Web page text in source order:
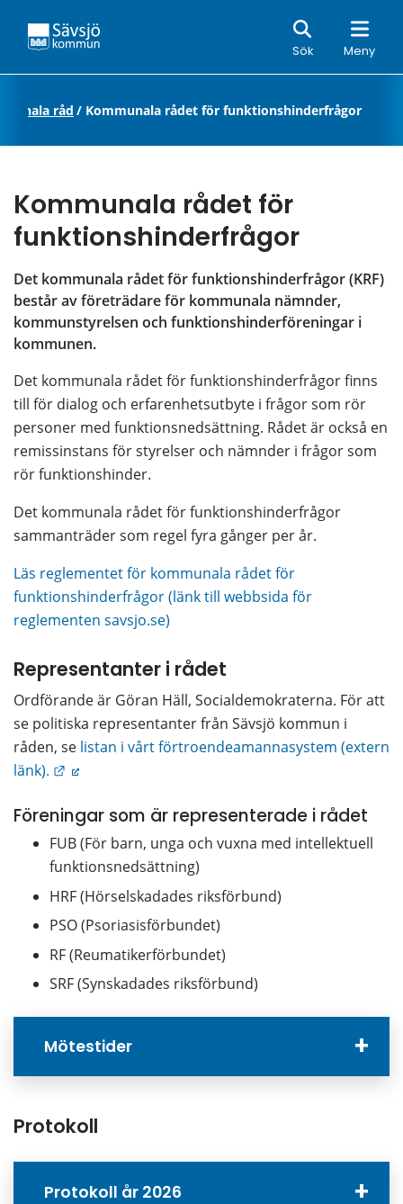
Sök Meny
Sök
råd / Kommunala rådet för funktionshinderfrågor
Kommunala rådet för
funktionshinderfrågor
Det kommunala rådet för funktionshinderfrågor (KRF)
består av företrädare för kommunala nämnder,
kommunstyrelsen och funktionshinderföreningar i
kommunen.
Det kommunala rådet för funktionshinderfrågor finns
till för dialog och erfarenhetsutbyte i frågor som rör
personer med funktionsnedsättning. Rådet är också en
remissinstans för styrelser och nämnder i frågor som
rör funktionshinder.
Det kommunala rådet för funktionshinderfrågor
sammanträder som regel fyra gånger per år.
Läs reglementet för kommunala rådet för
funktionshinderfrågor (länk till webbsida för
reglementen savsjo.se)
Representanter i rådet
Ordförande är Göran Häll, Socialdemokraterna. För att
se politiska representanter från Sävsjö kommun i
råden, se listan i vårt förtroendeamannasystem (extern
länk).
Länk till annan webbplats.
Föreningar som är representerade i rådet
FUB (För barn, unga och vuxna med intellektuell
funktionsnedsättning)
HRF (Hörselskadades riksförbund)
PSO (Psoriasisförbundet)
RF (Reumatikerförbundet)
SRF (Synskadades riksförbund)
Mötestider
Protokoll
Protokoll år 2026